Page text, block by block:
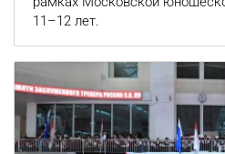
11–12 лет.